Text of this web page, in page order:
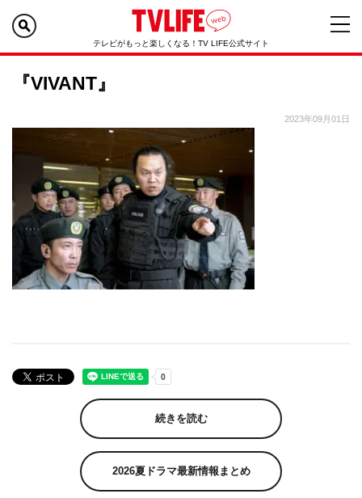
テレビがもっと楽しくなる！TV LIFE公式サイト
『VIVANT』
2023年09月01日
続きを読む
2026夏ドラマ最新情報まとめ